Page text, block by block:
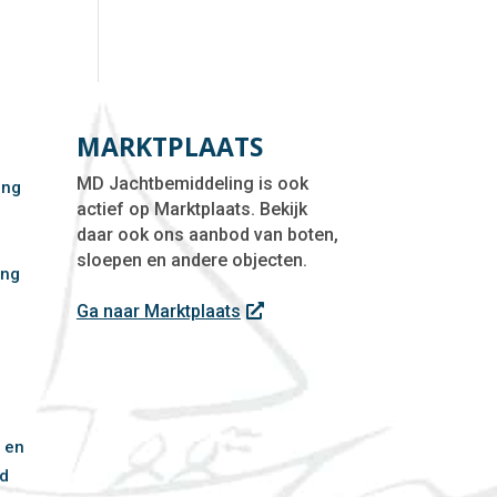
en
MARKTPLAATS
MD Jachtbemiddeling is ook
actief op Marktplaats. Bekijk
daar ook ons aanbod van boten,
sloepen en andere objecten.
Ga naar Marktplaats